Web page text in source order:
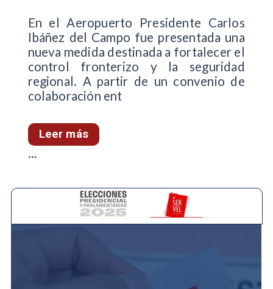
En el Aeropuerto Presidente Carlos
Ibáñez del Campo fue presentada una
nueva medida destinada a fortalecer el
control fronterizo y la seguridad
regional. A partir de un convenio de
colaboración ent
Leer más
...